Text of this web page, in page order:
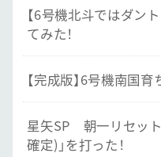
【6号機北斗ではダン
てみた！
【完成版】6号機南国
星矢SP 朝一リセット
確定)」を打った！